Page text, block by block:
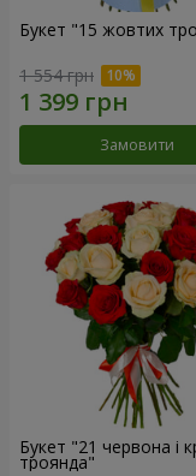
Букет "15 жовтих
1 554 грн
Замовити
Букет "21 червона і
троянда"